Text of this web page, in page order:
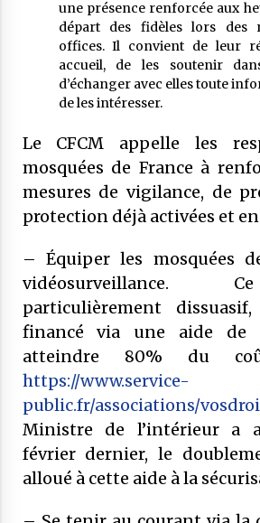
une présence renforcée aux
départ des fidèles lors des
offices. Il convient de leur
accueil, de les soutenir
d’échanger avec elles toute
de les intéresser.
Le CFCM appelle les
mosquées de France à
mesures de vigilance, de
protection déjà activées et
– Équiper les mosquées
vidéosurveillance.
particulièrement
financé via une aide de
atteindre 80% du
https://www.service-
public.fr/associations/
Ministre de l’intérieur a
février dernier, le
alloué à cette aide à la